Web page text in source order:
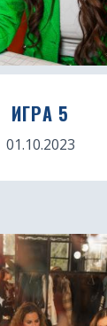
ИГРА 5
01.10.2023